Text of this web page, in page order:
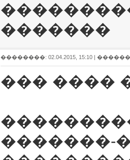
�������
��������: 02.04.2015, 15:10 |
��� ����
�������-